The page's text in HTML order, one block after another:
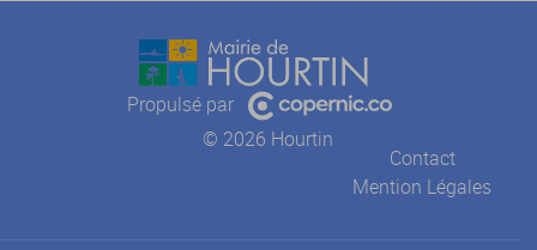
Propulsé par
© 2026 Hourtin
Contact
Mention Légales